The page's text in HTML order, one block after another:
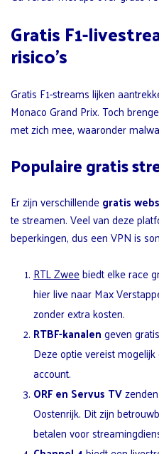
Gratis F1-
risico’s
Gratis F1-streams lijken
Monaco Grand Prix. Toch
met zich mee, waaronder
Populaire gratis
Er zijn verschillendegratis
te streamen. Veel van deze
beperkingen, dus een VPN is
RTL Zweebiedt elke race
hier live naar Max
zonder extra kosten.
RTBF-kanalengeven
Deze optie vereist
account.
ORF en Servus TV
Oostenrijk. Dit zijn
betalen voor